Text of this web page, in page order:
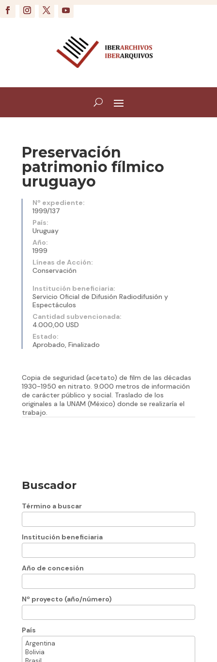
Preservación
patrimonio fílmico
uruguayo
Nº expediente:
1999/137
País:
Uruguay
Año:
1999
Líneas de Acción:
Conservación
Institución beneficiaria:
Servicio Oficial de Difusión Radiodifusión y
Espectáculos
Cantidad subvencionada:
4.000,00 USD
Estado:
Aprobado, Finalizado
Copia de seguridad (acetato) de film de las décadas
1930-1950 en nitrato. 9.000 metros de información
de carácter público y social. Traslado de los
originales a la UNAM (México) donde se realizaría el
trabajo.
Buscador
Término a buscar
Institución beneficiaria
Año de concesión
Nº proyecto (año/número)
País